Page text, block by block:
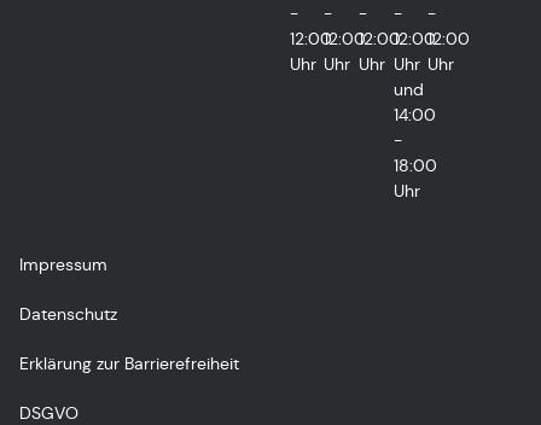
-
12:00
Uhr
-
12:00
Uhr
-
12:00
Uhr
-
12:00
Uhr
und
14:00
-
18:00
Uhr
-
12:00
Uhr
Impressum
Datenschutz
Erklärung zur Barrierefreiheit
DSGVO